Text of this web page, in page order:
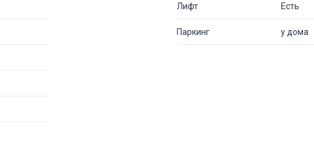
Лифт Есть
Паркинг у дома